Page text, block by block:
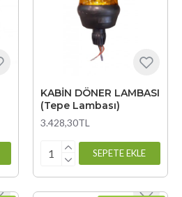
KABİN DÖNER LAMBASI
(Tepe Lambası)
3.428,30TL
SEPETE EKLE